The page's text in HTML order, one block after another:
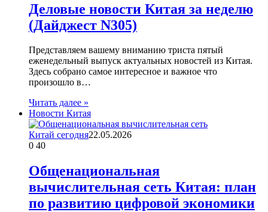
Деловые новости Китая за неделю
(Дайджест N305)
Представляем вашему вниманию триста пятый
еженедельный выпуск актуальных новостей из Китая.
Здесь собрано самое интересное и важное что
произошло в…
Читать далее »
Новости Китая
Китай сегодня22.05.2026
0 40
Общенациональная
вычислительная сеть Китая: план
по развитию цифровой экономики